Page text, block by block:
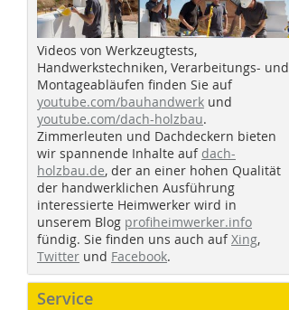
Videos von Werkzeugtests,
Handwerkstechniken, Verarbeitungs- und
Montageabläufen finden Sie auf
youtube.com/bauhandwerk und
youtube.com/dach-holzbau.
Zimmerleuten und Dachdeckern bieten
wir spannende Inhalte auf dach-
holzbau.de, der an einer hohen Qualität
der handwerklichen Ausführung
interessierte Heimwerker wird in
unserem Blog profiheimwerker.info
fündig. Sie finden uns auch aufXing,
Twitter und Facebook.
Service